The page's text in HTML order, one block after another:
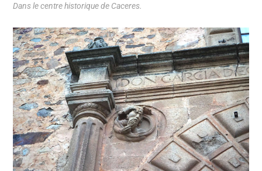
Dans le centre historique de Caceres.